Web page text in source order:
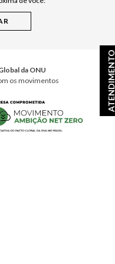
da ONU
os movimentos